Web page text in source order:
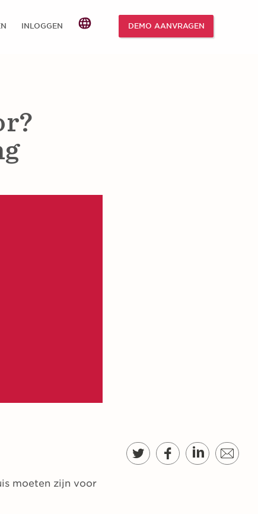
INLOGGEN DEMO AANVRAGEN
moeten zijn voor